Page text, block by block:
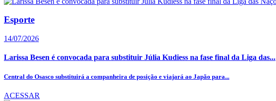
Esporte
14/07/2026
Larissa Besen é convocada para substituir Júlia Kudiess na fase final da Liga das...
Central do Osasco substituirá a companheira de posição e viajará ao Japão para...
ACESSAR